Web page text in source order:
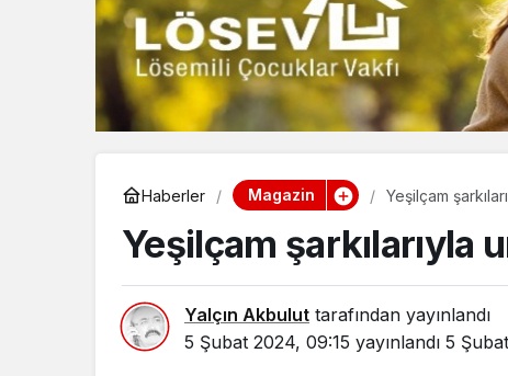
Haberler Magazin Yeşilçam
Yeşilçam şarkılarıyla
Yalçın Akbulut tarafından yayınlandı
5 Şubat 2024, 09:15 yayınlandı 5